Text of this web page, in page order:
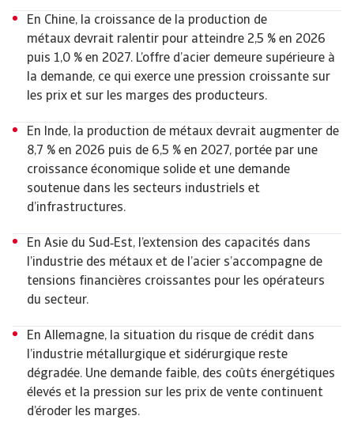
En Chine, la croissance de la production de
métaux devrait ralentir pour atteindre 2,5 % en 2026
puis 1,0 % en 2027. L’offre d’acier demeure supérieure à
la demande, ce qui exerce une pression croissante sur
les prix et sur les marges des producteurs.
En Inde, la production de métaux devrait augmenter de
8,7 % en 2026 puis de 6,5 % en 2027, portée par une
croissance économique solide et une demande
soutenue dans les secteurs industriels et
d’infrastructures.
En Asie du Sud‑Est, l’extension des capacités dans
l’industrie des métaux et de l’acier s’accompagne de
tensions financières croissantes pour les opérateurs
du secteur.
En Allemagne, la situation du risque de crédit dans
l’industrie métallurgique et sidérurgique reste
dégradée. Une demande faible, des coûts énergétiques
élevés et la pression sur les prix de vente continuent
d’éroder les marges.